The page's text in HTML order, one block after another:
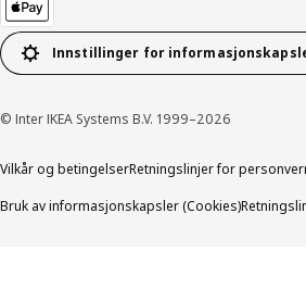
Innstillinger for
© Inter IKEA Systems B.V. 1999–2026
Vilkår og betingelserRetningslinjer for
Bruk av informasjonskapsler (Cookies)